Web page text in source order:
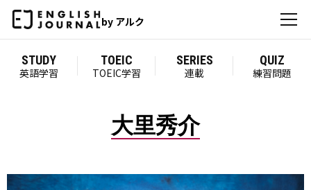
by アルク
STUDY
英語学習
TOEIC
TOEIC学習
SERIES
連載
QUIZ
練習問題
大里秀介